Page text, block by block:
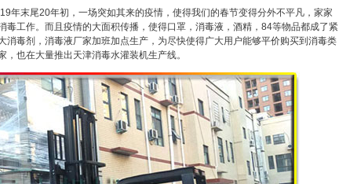
末尾20年初，一场突如其来的疫情，使得我们的春节变得分外不平凡，家家
毒工作。而且疫情的大面积传播，使得口罩，消毒液，酒精，84等物品都成了紧
消毒剂，消毒液厂家加班加点生产，为尽快使得广大用户能够平价购买到消毒类
，也在大量推出 天津消毒水灌装机生产线。